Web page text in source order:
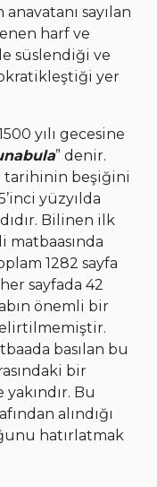
sayılan
harf ve
süslendiği ve
yer
yılı gecesine
” denir.
tarihinin beşiğini
yüzyılda
Bilinen ilk
1282 sayfa
sayfada 42
önemli bir
basılan bu
bir
Bu
alındığı
hatırlatmak